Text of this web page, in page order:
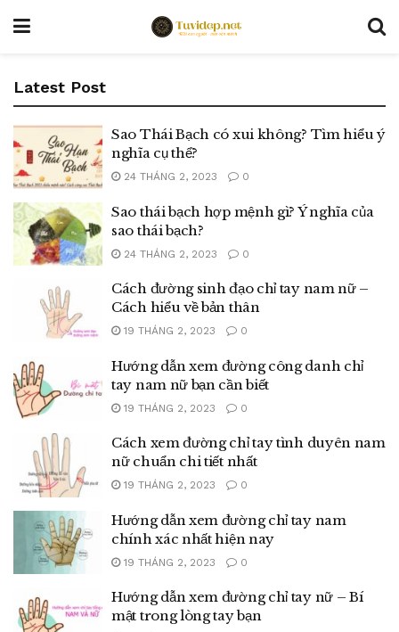
Latest Post
Sao Thái Bạch có xui không? Tìm hiểu ý
nghĩa cụ thể?
24 THÁNG 2, 2023 0
Sao thái bạch hợp mệnh gì? Ý nghĩa của
sao thái bạch?
24 THÁNG 2, 2023 0
Cách đường sinh đạo chỉ tay nam nữ –
Cách hiểu về bản thân
19 THÁNG 2, 2023 0
Hướng dẫn xem đường công danh chỉ
tay nam nữ bạn cần biết
19 THÁNG 2, 2023 0
Cách xem đường chỉ tay tình duyên nam
nữ chuẩn chi tiết nhất
19 THÁNG 2, 2023 0
Hướng dẫn xem đường chỉ tay nam
chính xác nhất hiện nay
19 THÁNG 2, 2023 0
Hướng dẫn xem đường chỉ tay nữ – Bí
mật trong lòng tay bạn